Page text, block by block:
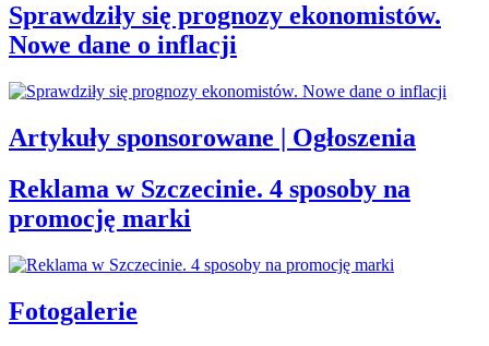
Sprawdziły się prognozy ekonomistów.
Nowe dane o inflacji
Artykuły sponsorowane | Ogłoszenia
Reklama w Szczecinie. 4 sposoby na
promocję marki
Fotogalerie